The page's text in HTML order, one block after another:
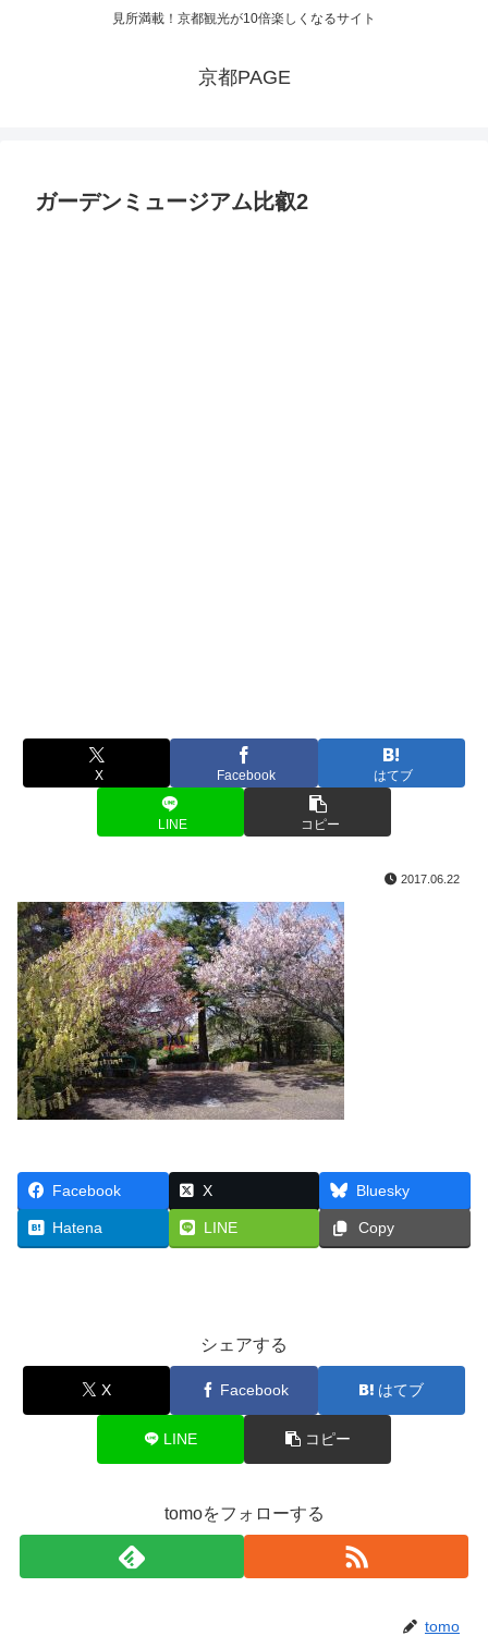
見所満載！京都観光が10倍楽しくなるサイト
京都PAGE
ガーデンミュージアム比叡2
X Facebook はてブ
LINE コピー
2017.06.22
Facebook X Bluesky
Hatena LINE Copy
シェアする
X Facebook はてブ
LINE コピー
tomoをフォローする
tomo